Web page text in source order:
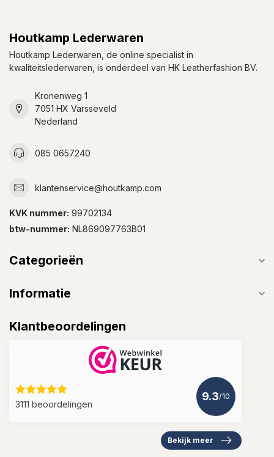
Houtkamp Lederwaren
Houtkamp Lederwaren, de online specialist in
kwaliteitslederwaren, is onderdeel van HK Leatherfashion BV.
Kronenweg 1
7051 HX Varsseveld
Nederland
085 0657240
klantenservice@houtkamp.com
KVK nummer: 99702134
btw-nummer: NL869097763B01
Categorieën
Informatie
Klantbeoordelingen
3111 beoordelingen
9.3/10
Bekijk meer